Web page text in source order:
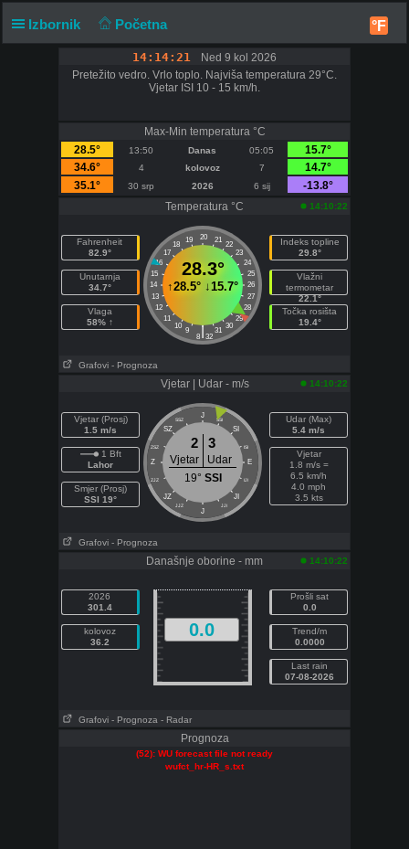
Izbornik Početna °F
14:14:21
Ned 9 kol 2026
Pretežito vedro. Vrlo toplo. Najviša temperatura 29°C.
Vjetar ISI 10 - 15 km/h.
Max-Min temperatura °C
28.5°
13:50 Danas 05:05
15.7°
34.6°
4 kolovoz 7
14.7°
35.1°
30 srp 2026 6 sij
-13.8°
Temperatura °C
14:10:22
Fahrenheit
82.9°
Unutarnja
34.7°
Vlaga
58% ↑
20
19 21
18
22
17
23
16
24
15
25
14
26
13
27
12
28
11
29
10
30
9 31
|
8 32
28.3°
↑28.5° ↓15.7°
Indeks topline
29.8°
Vlažni
termometar
22.1°
Točka rosišta
19.4°
Grafovi - Prognoza
Vjetar | Udar - m/s 14:10:22
Vjetar (Prosj)
1.5 m/s
1 Bft
Lahor
Smjer (Prosj)
SSI 19°
J
SSZ SSI
SZ SI
ZSZ ISI
Z E
ZJZ IJI
JZ JI
JJZ JJI
J
2 3
Vjetar
Udar
19° SSI
Udar (Max)
5.4 m/s
Vjetar
1.8 m/s =
6.5 km/h
4.0 mph
3.5 kts
Grafovi - Prognoza
Današnje oborine - mm 14:10:22
2026
301.4
kolovoz
36.2
0.0
Prošli sat
0.0
Trend/m
0.0000
Last rain
07-08-2026
Grafovi - Prognoza - Radar
Prognoza
(52): WU forecast file not ready
wufct_hr-HR_s.txt